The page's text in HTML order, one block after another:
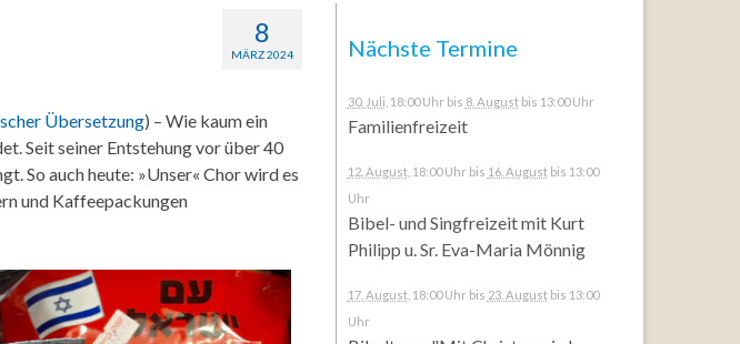
8
MÄRZ 2024
Übersetzung) – Wie kaum ein
Seit seiner Entstehung vor über 40
So auch heute: »Unser« Chor wird es
und Kaffeepackungen
Nächste Termine
30. Juli , 18:00 Uhr bis 8. Augustbis 13:00 Uhr
Familienfreizeit
12. August, 18:00 Uhr bis 16. Augustbis 13:00
Uhr
Bibel- und Singfreizeit mit Kurt
Philipp u. Sr. Eva-Maria Mönnig
17. August, 18:00 Uhr bis 23. Augustbis 13:00
Uhr